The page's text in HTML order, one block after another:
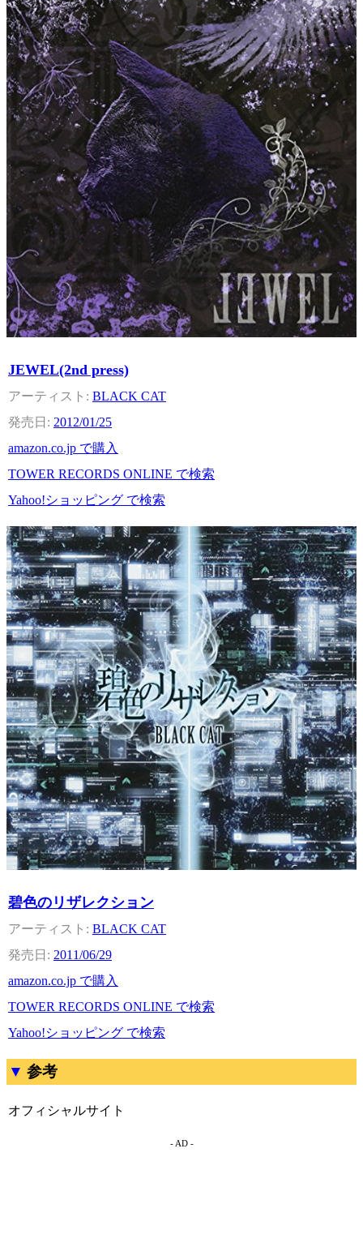
JEWEL(2nd press)
BLACK CAT
2012/01/25
amazon.co.jp で購入
TOWER RECORDS ONLINE で検索
Yahoo!ショッピング で検索
碧色のリザレクション
BLACK CAT
2011/06/29
amazon.co.jp で購入
TOWER RECORDS ONLINE で検索
Yahoo!ショッピング で検索
参考
オフィシャルサイト
- AD -